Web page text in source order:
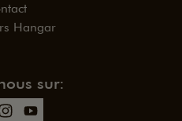
Hangar
sur: